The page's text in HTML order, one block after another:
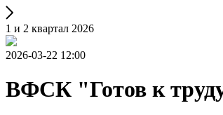
1 и 2 квартал 2026
2026-03-22 12:00
ВФСК "Готов к